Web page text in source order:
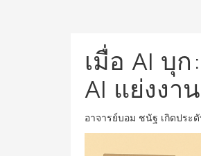
เมื่อ AI บุ
AI แย่งงาน
อาจารย์บอม ชนัฐ เกิดประ